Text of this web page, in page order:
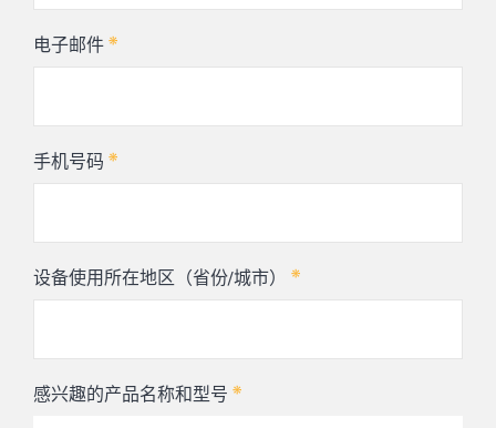
电子邮件 *
手机号码 *
设备使用所在地区（省份/城市） *
感兴趣的产品名称和型号 *